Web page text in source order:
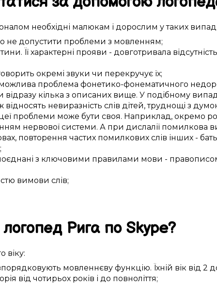
необхідні малюкам і дорослим утаких
не допустити проблеми з мовленням;
. Її характерні прояви - довготривала
окремі звуки чи перекручує їх;
проблема фонетико-фонематичного
відразу кілька з описаних вище. У подібному
відносять невиразність слів дітей,труднощі з
проблеми може бути своя. Наприклад, окремо
нервової системи. А при дислалії помилкова
, повторення частих помилкових слів інших -
;
з ключовими правилами мови -
вимови слів;
Рига по Skype?
віку:
мовленнєву функцію. Їхній вік від 2
від чотирьох років і до повноліття;